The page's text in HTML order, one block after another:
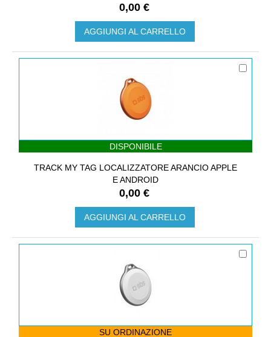
0,00 €
AGGIUNGI AL CARRELLO
DISPONIBILE
TRACK MY TAG LOCALIZZATORE ARANCIO APPLE
E ANDROID
0,00 €
AGGIUNGI AL CARRELLO
SU ORDINAZIONE